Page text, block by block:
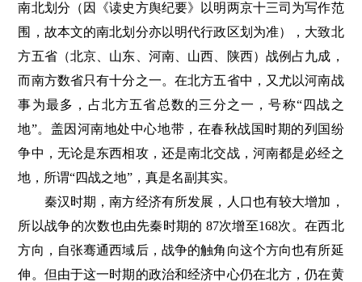
南北划分（因《读史方舆纪要》以明两京十三司为写作范
围，故本文的南北划分亦以明代行政区划为准），大致北
方五省（北京、山东、河南、山西、陕西）战例占九成，
而南方数省只有十分之一。在北方五省中，又尤以河南战
事为最多，占北方五省总数的三分之一，号称“四战之
地”。盖因河南地处中心地带，在春秋战国时期的列国纷
争中，无论是东西相攻，还是南北交战，河南都是必经之
地，所谓“四战之地”，真是名副其实。
秦汉时期，南方经济有所发展，人口也有较大增加，
所以战争的次数也由先秦时期的 87次增至168次。在西北
方向，自张骞通西域后，战争的触角向这个方向也有所延
伸。但由于这一时期的政治和经济中心仍在北方，仍在黄